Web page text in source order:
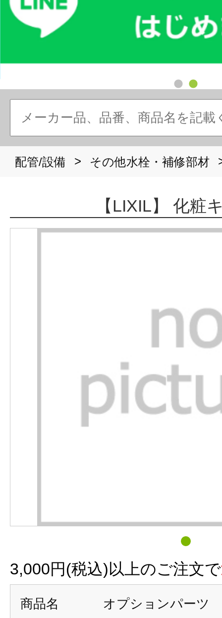
配管/設備 > その他水栓・補修部材
【LIXIL】 化粧
3,000円(税込)以上のご注文で
商品名 オプションパーツ